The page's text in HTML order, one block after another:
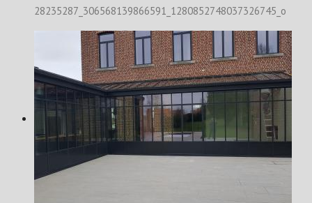
28235287_306568139866591_1280852748037326745_o